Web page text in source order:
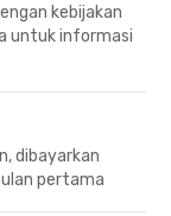
kebijakan
untuk informasi
dibayarkan
pertama